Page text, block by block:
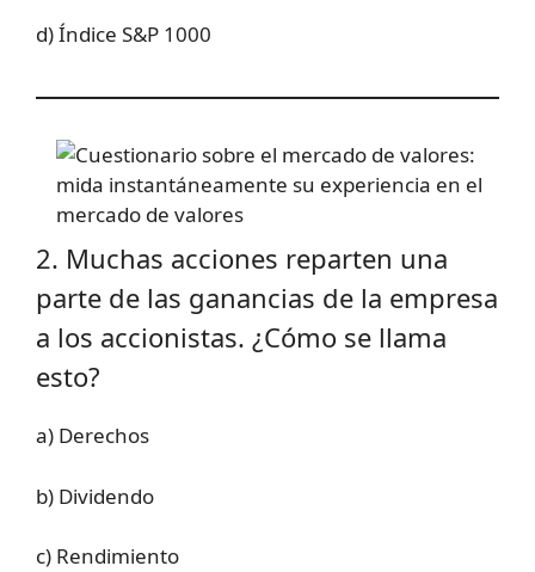
d) Índice S&P 1000
2. Muchas acciones reparten una
parte de las ganancias de la empresa
a los accionistas. ¿Cómo se llama
esto?
a) Derechos
b) Dividendo
c) Rendimiento